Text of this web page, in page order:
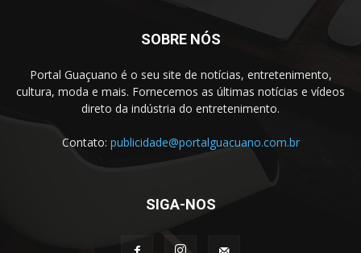
SOBRE NÓS
Portal Guaçuano é o seu site de notícias, entretenimento,
cultura, moda e mais. Fornecemos as últimas notícias e vídeos
direto da indústria do entretenimento.
Contato: publicidade@portalguacuano.com.br
SIGA-NOS